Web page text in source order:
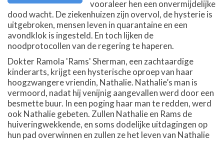
vooraleer hen een onvermijdelijke
dood wacht. De ziekenhuizen zijn overvol, de hysterie is
uitgebroken, mensen leven in quarantaine en een
avondklok is ingesteld. En toch lijken de
noodprotocollen van de regering te haperen.
Dokter Ramola 'Rams' Sherman, een zachtaardige
kinderarts, krijgt een hysterische oproep van haar
hoogzwangere vriendin, Nathalie. Nathalie’s man is
vermoord, nadat hij venijnig aangevallen werd door een
besmette buur. In een poging haar man te redden, werd
ook Nathalie gebeten. Zullen Nathalie en Rams de
huiveringwekkende, en soms dodelijke uitdagingen op
hun pad overwinnen en zullen ze het leven van Nathalie